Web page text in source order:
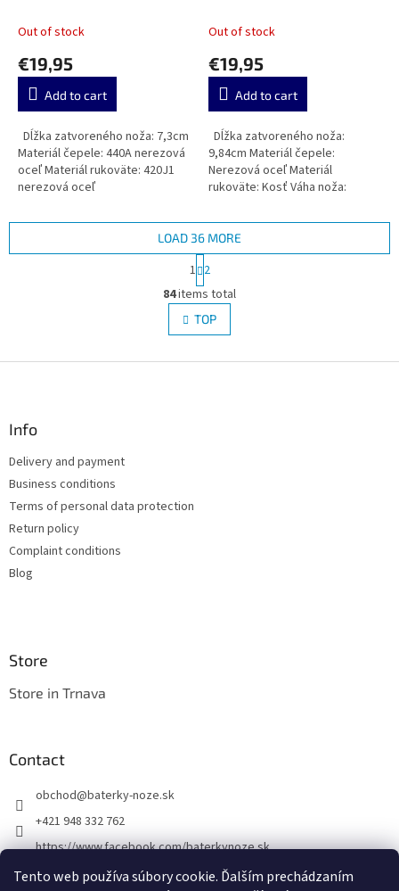
Tento web používa súbory cookie. Ďalším prechádzaním
Out of stock
€19,95
Add to cart
Dĺžka zatvoreného noža: 7,3cm
Materiál čepele: 440A nerezová
oceľ Materiál rukoväte: 420J1
nerezová oceľ
Out of stock
€19,95
Add to cart
Dĺžka zatvoreného noža:
9,84cm Materiál čepele:
Nerezová oceľ Materiál
rukoväte: Kosť Váha noža:
L
i
s
t
LOAD 36 MORE
P
a
g
i
n
a
i
1 2
84items total
TOP
Info
Delivery and payment
Business conditions
Terms of personal data protection
Return policy
Complaint conditions
Blog
Store
Store in Trnava
Contact
obchod@baterky-noze.sk
+421 948 332 762
https://www.facebook.com/baterkynoze.sk
/baterkynoze